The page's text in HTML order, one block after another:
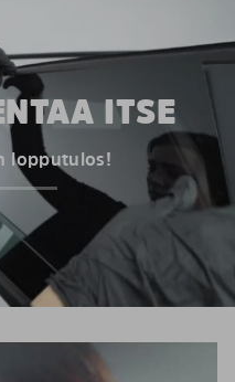
ITSE
lopputulos!